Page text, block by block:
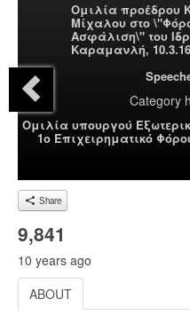
Ομιλία προέδρου
Μίχαλου στο
Ασφάλιση\" του
Καραμανλή, 10.3.16
Category
Ομιλία υπουργού
1ο Επιχειρηματικό
Share
9,841
10 years ago
ABOUT